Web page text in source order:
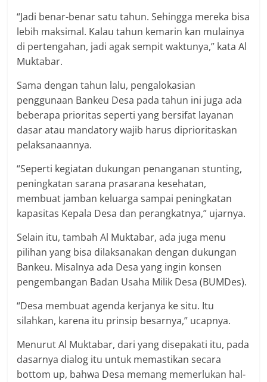
“Jadi benar-benar satu tahun. Sehingga mereka bisa
lebih maksimal. Kalau tahun kemarin kan mulainya
di pertengahan, jadi agak sempit waktunya,” kata Al
Muktabar.
Sama dengan tahun lalu, pengalokasian
penggunaan Bankeu Desa pada tahun ini juga ada
beberapa prioritas seperti yang bersifat layanan
dasar atau mandatory wajib harus diprioritaskan
pelaksanaannya.
“Seperti kegiatan dukungan penanganan stunting,
peningkatan sarana prasarana kesehatan,
membuat jamban keluarga sampai peningkatan
kapasitas Kepala Desa dan perangkatnya,” ujarnya.
Selain itu, tambah Al Muktabar, ada juga menu
pilihan yang bisa dilaksanakan dengan dukungan
Bankeu. Misalnya ada Desa yang ingin konsen
pengembangan Badan Usaha Milik Desa (BUMDes).
“Desa membuat agenda kerjanya ke situ. Itu
silahkan, karena itu prinsip besarnya,” ucapnya.
Menurut Al Muktabar, dari yang disepakati itu, pada
dasarnya dialog itu untuk memastikan secara
bottom up, bahwa Desa memang memerlukan hal-